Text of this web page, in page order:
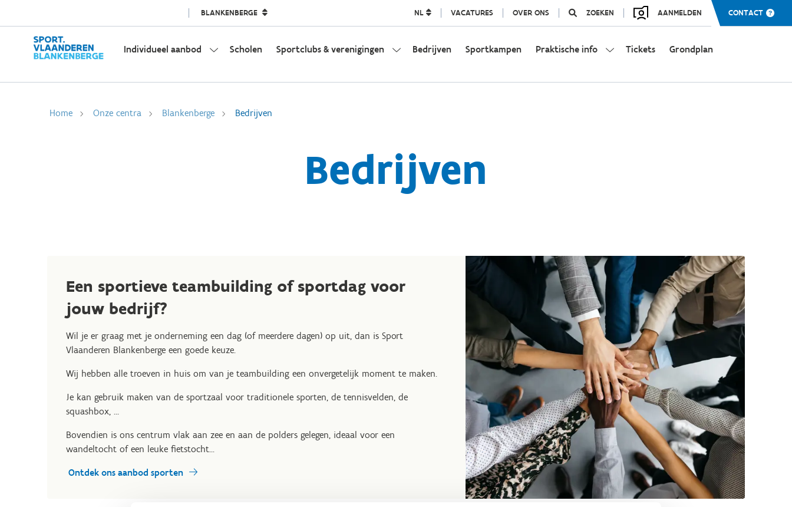
BLANKENBERGE NL VACATURES OVER ONS ZOEKEN AANMELDEN CONTACT
Individueel aanbod Scholen Sportclubs & verenigingen Bedrijven Sportkampen Praktische info Tickets Grondplan
Home Onze centra Blankenberge Bedrijven
Bedrijven
Een sportieve teambuilding of sportdag voor
jouw bedrijf?
Wil je er graag met je onderneming een dag (of meerdere dagen) op uit, dan is Sport
Vlaanderen Blankenberge een goede keuze.
Wij hebben alle troeven in huis om van je teambuilding een onvergetelijk moment te maken.
Je kan gebruik maken van de sportzaal voor traditionele sporten, de tennisvelden, de
squashbox, …
Bovendien is ons centrum vlak aan zee en aan de polders gelegen, ideaal voor een
wandeltocht of een leuke fietstocht...
Ontdek ons aanbod sporten